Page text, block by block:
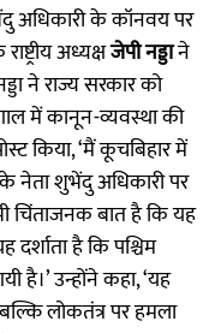
अधिकारी के कॉनवय पर
अध्यक्षजेपी नड्डाने
ने राज्य सरकार को
में कानून-व्यवस्था की
किया, ‘मैं कूचबिहार में
के नेता शुभेंदु अधिकारी पर
चिंताजनक बात है कि यह
है कि पश्चिम
है।’ उन्होंने कहा, ‘यह
लोकतंत्र पर हमला